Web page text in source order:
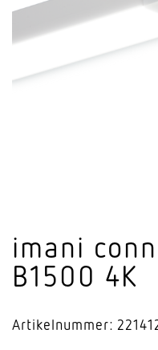
imani
B1500 4K
Artikelnummer: